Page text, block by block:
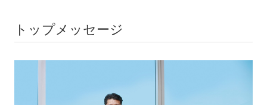
トップメッセージ